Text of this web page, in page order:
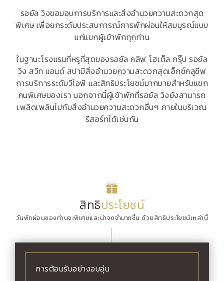
รอยัล วิงขอมอบการบริการและสิ่งอำนวยความสะดวกสุด
พิเศษ เพื่อยกระดับประสบการณ์การพักผ่อนให้สมบูรณ์แบบ
แก่แขกผู้เข้าพักทุกท่าน
ในฐานะโรงแรมที่หรูที่สุดของรอยัล คลิฟ โฮเต็ล กรุ๊ป รอยัล
วิง สวีท แอนด์ สปามีสิ่งอำนวยความสะดวกสุดเอ็กซ์คลูซีฟ
การบริการระดับวีไอพี และสิทธิประโยชน์มากมายสำหรับแขก
คนพิเศษของเรา นอกจากนี้ผู้เข้าพักที่รอยัล วิงยังสามารถ
เพลิดเพลินไปกับสิ่งอำนวยความสะดวกอื่นๆ ภายในบริเวณ
รีสอร์ทได้เช่นกัน
สิทธิประโยชน์
วันพักผ่อนของท่านจะพิเศษและน่าจดจำมากขึ้น ด้วยสิทธิประโยชน์เหล่านี้
การต้อนรับอย่างอบอุ่น